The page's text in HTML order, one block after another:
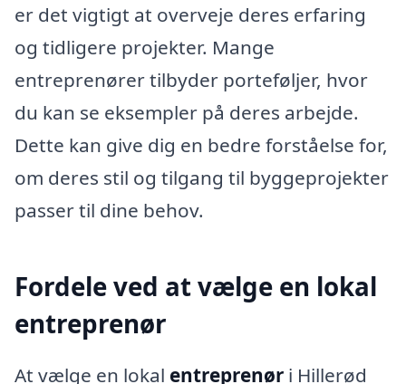
er det vigtigt at overveje deres erfaring
og tidligere projekter. Mange
entreprenører tilbyder porteføljer, hvor
du kan se eksempler på deres arbejde.
Dette kan give dig en bedre forståelse for,
om deres stil og tilgang til byggeprojekter
passer til dine behov.
Fordele ved at vælge en lokal
entreprenør
At vælge en lokal entreprenør i Hillerød